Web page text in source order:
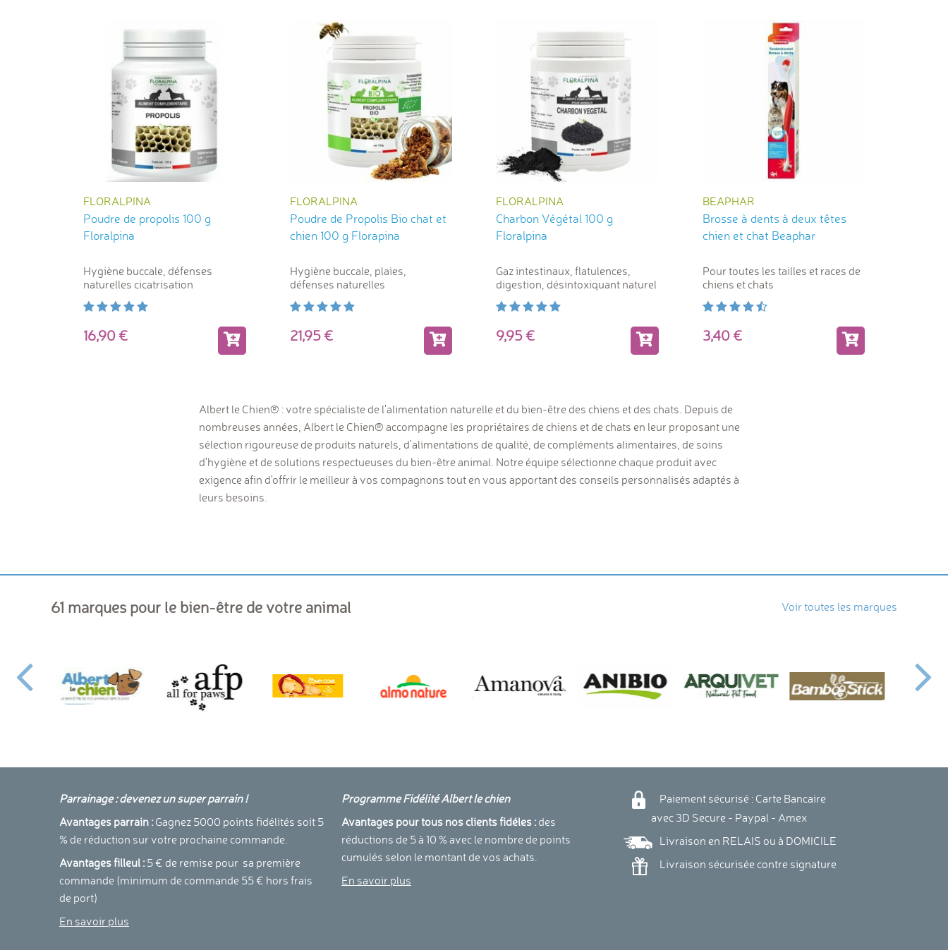
FLORALPINA
Poudre de propolis 100 g
Floralpina
Hygiène buccale, défenses
naturelles cicatrisation
16,90
FLORALPINA
Poudre de Propolis Bio chat et
chien 100 g Florapina
Hygiène buccale, plaies,
défenses naturelles
21,95
FLORALPINA
Charbon Végétal 100 g
Floralpina
Gaz intestinaux, flatulences,
digestion, désintoxiquant naturel
9,95
BEAPHAR
Brosse à dents à deux têtes
chien et chat Beaphar
Pour toutes les tailles et races de
chiens et chats
3,40
Albert le Chien® : votre spécialiste de l'alimentation naturelle et du bien-être des chiens et des chats. Depuis de
nombreuses années, Albert le Chien® accompagne les propriétaires de chiens et de chats en leur proposant une
sélection rigoureuse de produits naturels, d'alimentations de qualité, de compléments alimentaires, de soins
d'hygiène et de solutions respectueuses du bien-être animal. Notre équipe sélectionne chaque produit avec
exigence afin d'offrir le meilleur à vos compagnons tout en vous apportant des conseils personnalisés adaptés à
leurs besoins.
61 marques pour le bien-être de votre animal Voir toutes les marques
Parrainage : devenez un super parrain !
Avantages parrain : Gagnez 5000 points fidélités soit 5
% de réduction sur votre prochaine commande.
Avantages filleul : 5 € de remise pour sa première
commande (minimum de commande 55 € hors frais
de port)
En savoir plus
Programme Fidélité Albert le chien
Avantages pour tous nos clients fidéles : des
réductions de 5 à 10 % avec le nombre de points
cumulés selon le montant de vos achats.
En savoir plus
Paiement sécurisé : Carte Bancaire
avec 3D Secure - Paypal - Amex
Livraison en RELAIS ou à DOMICILE
Livraison sécurisée contre signature